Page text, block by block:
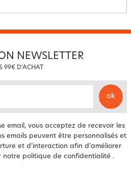
NEWSLETTER
99€ D'ACHAT
ok
email, vous acceptez de recevoir les
emails peuvent être personnalisés et
et d’interaction afin d’améliorer
notre politique de confidentialité .